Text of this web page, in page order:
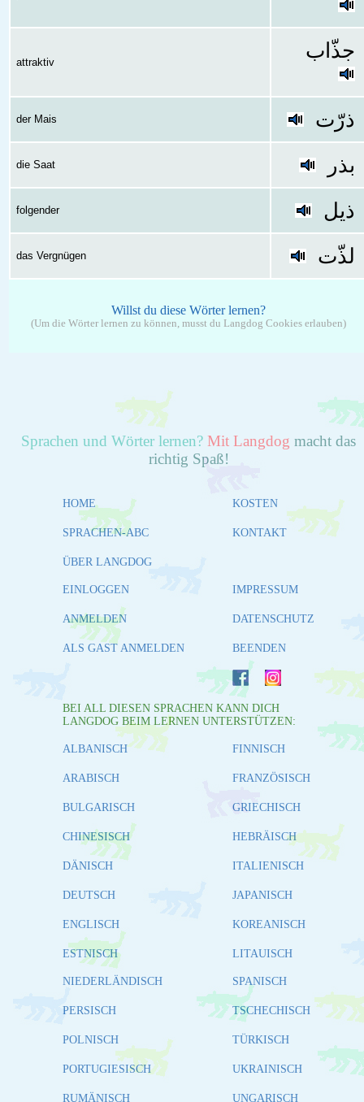
attraktiv
جذّاب
der Mais ذرّت
die Saat بذر
folgender ذیل
das Vergnügen لذّت
Willst du diese Wörter lernen?
(Um die Wörter lernen zu können, musst du Langdog Cookies erlauben)
Sprachen und Wörter lernen? Mit Langdog macht das
richtig Spaß!
HOME
SPRACHEN-ABC
ÜBER LANGDOG
KOSTEN
KONTAKT
EINLOGGEN
ANMELDEN
ALS GAST ANMELDEN
IMPRESSUM
DATENSCHUTZ
BEENDEN
BEI ALL DIESEN SPRACHEN KANN DICH
LANGDOG BEIM LERNEN UNTERSTÜTZEN:
ALBANISCH
ARABISCH
BULGARISCH
CHINESISCH
DÄNISCH
DEUTSCH
ENGLISCH
ESTNISCH
FINNISCH
FRANZÖSISCH
GRIECHISCH
HEBRÄISCH
ITALIENISCH
JAPANISCH
KOREANISCH
LITAUISCH
NIEDERLÄNDISCH
PERSISCH
POLNISCH
PORTUGIESISCH
RUMÄNISCH
SPANISCH
TSCHECHISCH
TÜRKISCH
UKRAINISCH
UNGARISCH